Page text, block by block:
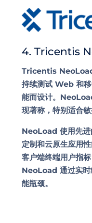
4. Tricentis
Tricentis NeoLoad
持续测试 Web 和
能而设计。
现著称，特别适合
NeoLoad 使用先
定制和云原生应用
客户端终端用户指
NeoLoad 通过实时
能瓶颈。